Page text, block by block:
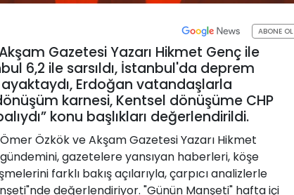
ABONE OL
Gazetesi Yazarı Hikmet Genç ile
6,2 ile sarsıldı, İstanbul'da deprem
Erdoğan vatandaşlarla
karnesi, Kentsel dönüşüme CHP
konu başlıkları değerlendirildi.
Özkök ve Akşam Gazetesi Yazarı Hikmet
gazetelere yansıyan haberleri, köşe
farklı bakış açılarıyla, çarpıcı analizlerle
değerlendiriyor. "Günün Manşeti" hafta içi